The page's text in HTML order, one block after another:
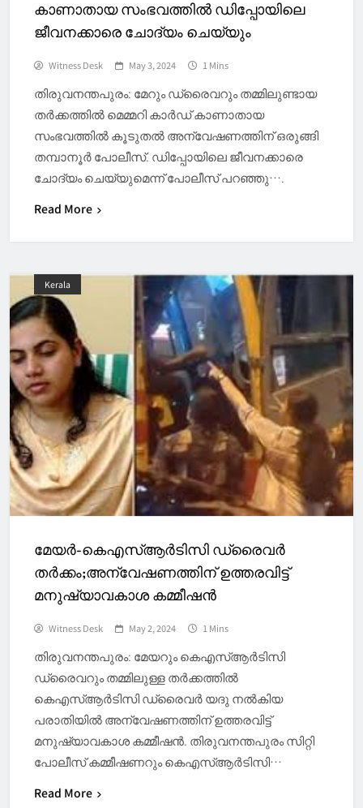
കാണാതായ സംഭവത്തിൽ ഡിപ്പോയിലെ
ജീവനക്കാരെ ചോദ്യം ചെയ്യും
Witness Desk May 3, 2024 1 Mins
തിരുവനന്തപുരം: മേറും ഡ്രൈവറും തമ്മിലുണ്ടായ
തർക്കത്തിൽ മെമ്മറി കാർഡ് കാണാതായ
സംഭവത്തിൽ കൂടുതൽ അന്വേഷണത്തിന് ഒരുങ്ങി
തമ്പാനൂർ പോലീസ്. ഡിപ്പോയിലെ ജീവനക്കാരെ
ചോദ്യം ചെയ്യുമെന്ന് പോലീസ് പറഞ്ഞു….
Read More
Kerala
മേയര്‍-കെഎസ്ആര്‍ടിസി ഡ്രൈവര്‍
തർക്കം;അന്വേഷണത്തിന് ഉത്തരവിട്ട്
മനുഷ്യാവകാശ കമ്മീഷൻ
Witness Desk May 2, 2024 1 Mins
തിരുവനന്തപുരം: മേയറും കെഎസ്ആർടിസി
ഡ്രൈവറും തമ്മിലുള്ള തർക്കത്തിൽ
കെഎസ്ആർടിസി ഡ്രൈവർ യദു നൽകിയ
പരാതിയിൽ അന്വേഷണത്തിന് ഉത്തരവിട്ട്
മനുഷ്യാവകാശ കമ്മീഷൻ. തിരുവനന്തപുരം സിറ്റി
പോലീസ് കമ്മീഷണറും കെഎസ്ആർടിസി…
Read More